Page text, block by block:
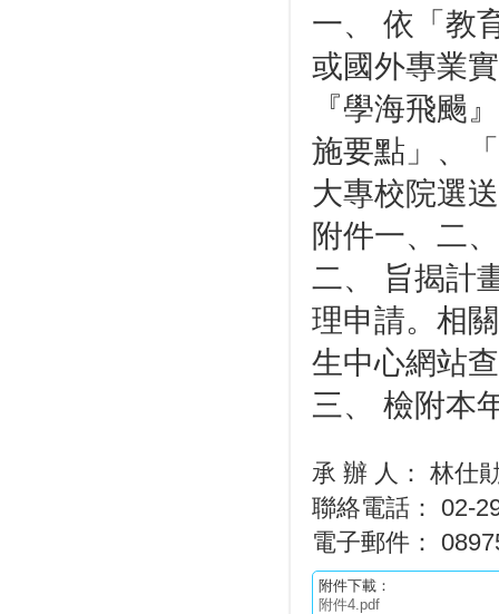
一、 依「教
或國外專業
『學海飛颺
施要點」、
大專校院選
附件一、二
二、 旨揭計
理申請。相
生中心網站
三、 檢附本
承 辦 人： 林仕
聯絡電話： 02-
電子郵件：
附件下載：
附件4.pdf